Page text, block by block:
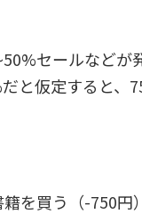
セールなどが
と仮定すると、
を買う（-750円）